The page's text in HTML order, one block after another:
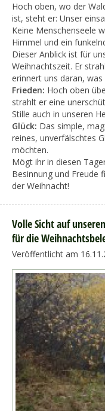
​Hoch oben, wo der
ist, steht er: Unser
Keine Menschenseele
Himmel und ein
​Dieser Anblick ist für
Weihnachtszeit. Er
erinnert uns daran, was
​Frieden: Hoch oben
strahlt er eine
Stille auch in unseren
Glück: Das simple,
reines, unverfälschtes
möchten.
​Mögt ihr in diesen
Besinnung und Freude
der Weihnacht!
Volle Sicht auf
für die
Veröffentlicht am